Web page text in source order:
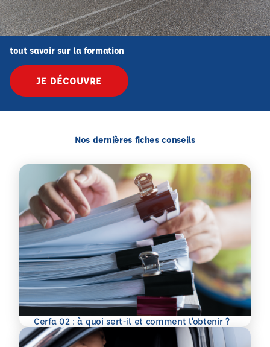
tout savoir sur la formation
JE DÉCOUVRE
Nos dernières fiches conseils
Cerfa 02 : à quoi sert-il et comment l’obtenir ?
En savoir plus